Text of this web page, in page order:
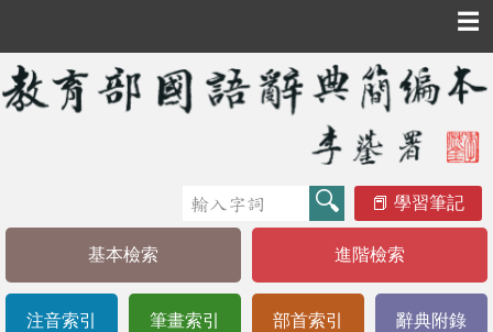
☰
學習筆記
基本檢索 進階檢索
注音索引 筆畫索引 部首索引 辭典附錄